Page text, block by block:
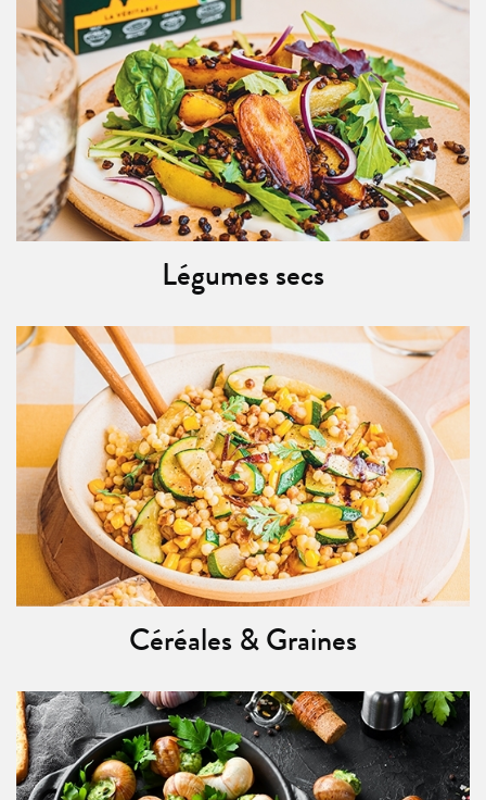
Légumes secs
Céréales & Graines